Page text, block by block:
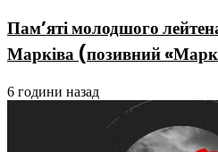
Пам’яті молодшого
Марківа (позивний
6 години назад